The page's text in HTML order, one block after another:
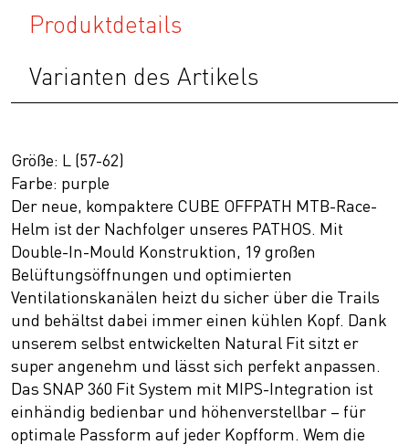
Produktdetails
Varianten des Artikels
Größe: L (57-62)
Farbe: purple
Der neue, kompaktere CUBE OFFPATH MTB-Race-
Helm ist der Nachfolger unseres PATHOS. Mit
Double-In-Mould Konstruktion, 19 großen
Belüftungsöffnungen und optimierten
Ventilationskanälen heizt du sicher über die Trails
und behältst dabei immer einen kühlen Kopf. Dank
unserem selbst entwickelten Natural Fit sitzt er
super angenehm und lässt sich perfekt anpassen.
Das SNAP 360 Fit System mit MIPS-Integration ist
einhändig bedienbar und höhenverstellbar – für
optimale Passform auf jeder Kopfform. Wem die